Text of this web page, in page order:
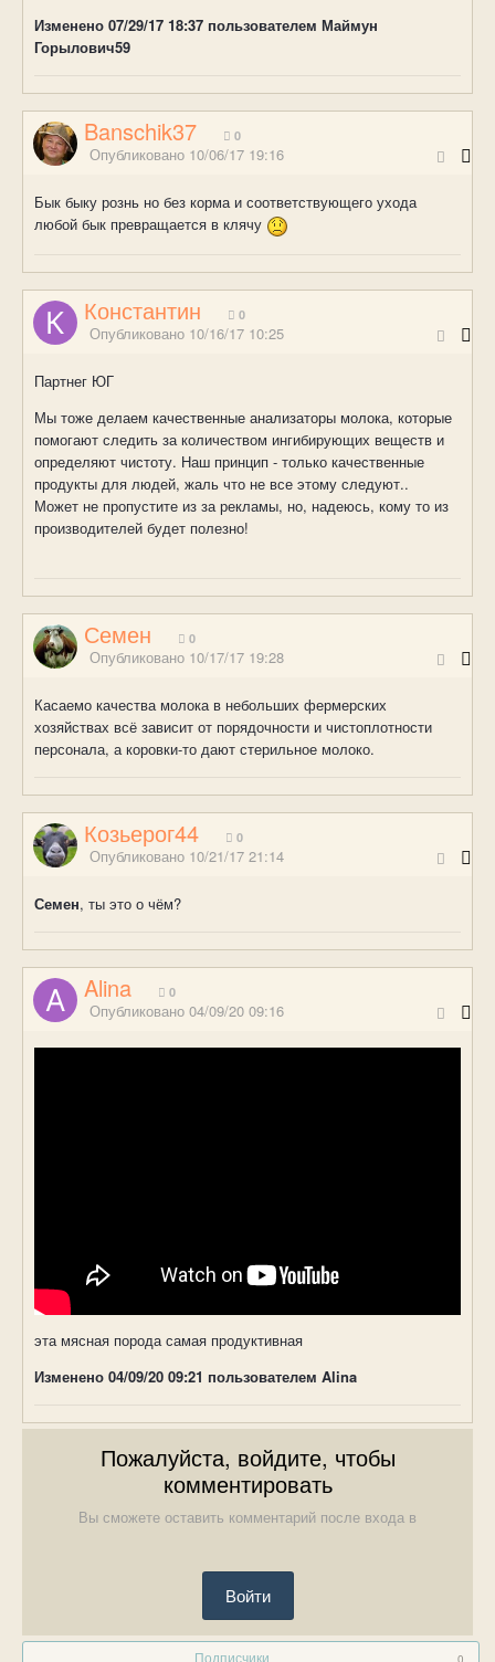
Изменено 07/29/17 18:37 пользователем Маймун
Горылович59
Banschik37 0
Опубликовано 10/06/17 19:16
Бык быку рознь но без корма и соответствующего ухода
любой бык превращается в клячу
Константин 0
Опубликовано 10/16/17 10:25
Партнег ЮГ
Мы тоже делаем качественные анализаторы молока, которые
помогают следить за количеством ингибирующих веществ и
определяют чистоту. Наш принцип - только качественные
продукты для людей, жаль что не все этому следуют..
Может не пропустите из за рекламы, но, надеюсь, кому то из
производителей будет полезно!
Семен 0
Опубликовано 10/17/17 19:28
Касаемо качества молока в небольших фермерских
хозяйствах всё зависит от порядочности и чистоплотности
персонала, а коровки-то дают стерильное молоко.
Козьерог44 0
Опубликовано 10/21/17 21:14
Семен, ты это о чём?
Alina 0
Опубликовано 04/09/20 09:16
эта мясная порода самая продуктивная
Изменено 04/09/20 09:21 пользователем Alina
Пожалуйста, войдите, чтобы
комментировать
Вы сможете оставить комментарий после входа в
Войти
Подписчики